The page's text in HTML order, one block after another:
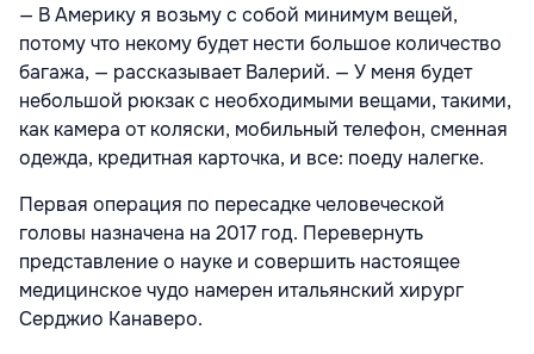
— В Америку я возьму с собой минимум вещей,
потому что некому будет нести большое количество
багажа, — рассказывает Валерий. — У меня будет
небольшой рюкзак с необходимыми вещами, такими,
как камера от коляски, мобильный телефон, сменная
одежда, кредитная карточка, и все: поеду налегке.
Первая операция по пересадке человеческой
головы назначена на 2017 год. Перевернуть
представление о науке и совершить настоящее
медицинское чудо намерен итальянский хирург
Серджио Канаверо.